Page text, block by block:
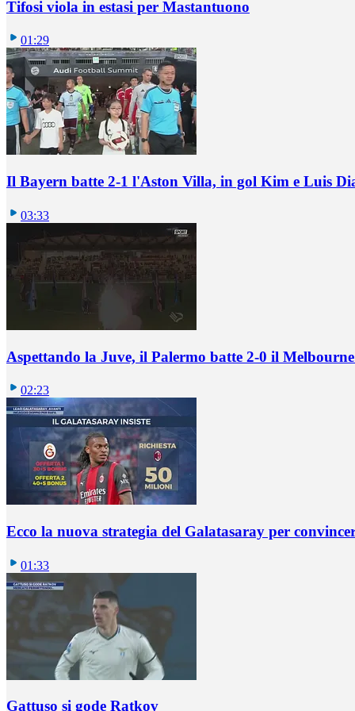
Tifosi viola in estasi per Mastantuono
01:29
Il Bayern batte 2-1 l'Aston Villa, in gol Kim e Luis
03:33
Aspettando la Juve, il Palermo batte 2-0 il
02:23
Ecco la nuova strategia del Galatasaray per
01:33
Gattuso si gode Ratkov